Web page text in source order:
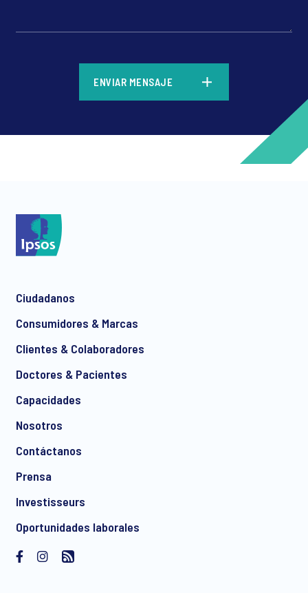
communication about products and services including
invitations to free events and articles from Ipsos. You may
ENVIAR MENSAJE
Ciudadanos
Consumidores & Marcas
Clientes & Colaboradores
Doctores & Pacientes
Capacidades
Nosotros
Contáctanos
Prensa
Investisseurs
Oportunidades laborales